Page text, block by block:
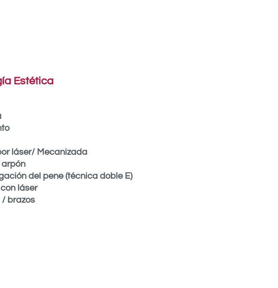
Estética
láser/ Mecanizada
arpón
del pene (técnica doble E)
láser
brazos